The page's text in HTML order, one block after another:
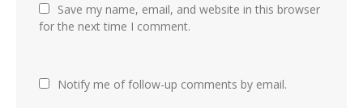
Save my name, email, and website in this browser
for the next time I comment.
Notify me of follow-up comments by email.